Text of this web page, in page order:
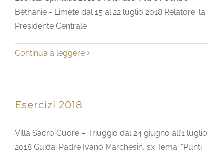
Béthanie - Limete dal 15 al 22 luglio 2018 Relatore: la
Presidente Centrale
Continua a leggere
Esercizi 2018
Villa Sacro Cuore – Triuggio dal 24 giugno all’1 luglio
2018 Guida: Padre Ivano Marchesin, sx Tema: "Punti